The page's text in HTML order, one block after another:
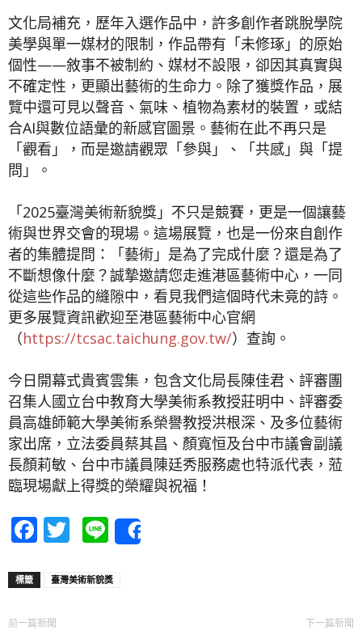
文化局補充，歷年入選作品中，許多創作者跳脫學院
美學與單一媒材的限制，作品帶有「未修琢」的原始
個性——敘事不被制約、媒材不設限，卻因其真實與
不確定性，更顯出藝術的生命力。除了獲獎作品，展
覽中還可見以聲音、氣味、植物為素材的裝置，或結
合AI與數位語彙的新感官圖景。藝術在此不再只是
「觀看」，而是邀請觀眾「參與」、「共感」與「提
問」。
「2025臺灣美術新貌獎」不只是競賽，更是一個讓藝
術與世界交會的現場。這場展覽，也是一份來自創作
者的集體提問：「藝術」是為了完成什麼？還是為了
不斷想像什麼？誠摯邀請您走進港區藝術中心，一同
從這些作品的縫隙中，看見我們這個時代未竟的詩。
更多展覽資訊歡迎至港區藝術中心官網
（https://tcsac.taichung.gov.tw/）查詢。
今日開幕式貴賓雲集，包含文化局長陳佳君、評審團
召集人國立台中教育大學美術系教授莊明中、評審委
員高雄師範大學美術系榮譽教授洪根深、及多位藝術
家出席，立法委員蔡其昌、顏寬恒及台中市議會副議
長顏莉敏、台中市議員陳廷秀服務處也特派代表，蒞
臨現場獻上得獎的榮耀與祝福！
Facebook
Twitter
Line
標籤 臺灣美術新貌獎
前一篇新聞 下一篇新聞